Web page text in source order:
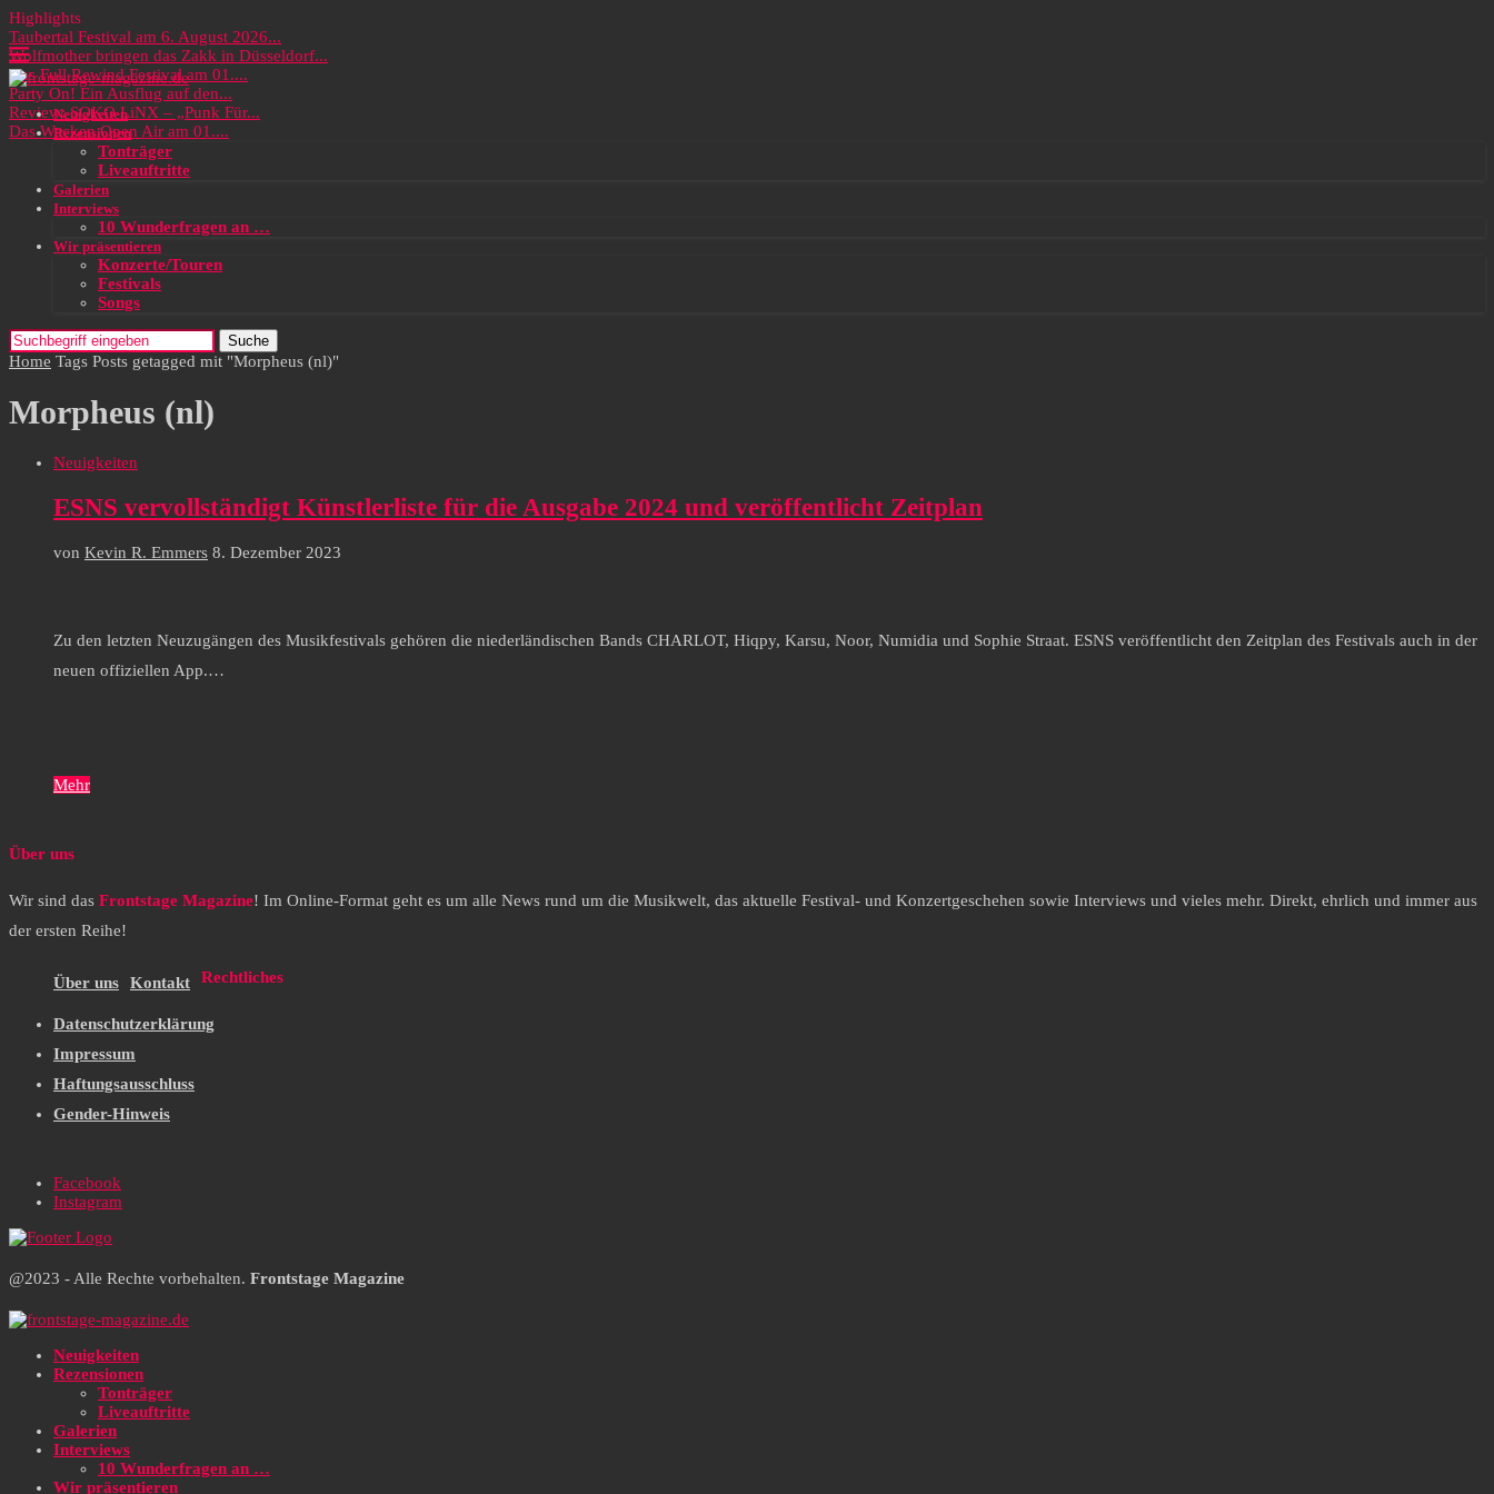
Highlights
Taubertal Festival am 6. August 2026...
Wolfmother bringen das Zakk in Düsseldorf...
Das Full Rewind Festival am 01....
Party On! Ein Ausflug auf den...
Review: SOKO LiNX – „Punk Für...
Das Wacken Open Air am 01....
Neuigkeiten
Rezensionen
Tonträger
Liveauftritte
Galerien
Interviews
10 Wunderfragen an …
Wir präsentieren
Konzerte/Touren
Festivals
Songs
Suche
Home Tags Posts getagged mit "Morpheus (nl)"
Morpheus (nl)
Neuigkeiten
ESNS vervollständigt Künstlerliste für die Ausgabe 2024 und veröffentlicht Zeitplan
von Kevin R. Emmers 8. Dezember 2023
Zu den letzten Neuzugängen des Musikfestivals gehören die niederländischen Bands CHARLOT, Hiqpy, Karsu, Noor, Numidia und Sophie Straat. ESNS veröffentlicht den Zeitplan des Festivals auch in der
neuen offiziellen App.…
Mehr
Über uns
Wir sind das Frontstage Magazine! Im Online-Format geht es um alle News rund um die Musikwelt, das aktuelle Festival- und Konzertgeschehen sowie Interviews und vieles mehr. Direkt, ehrlich und immer aus
der ersten Reihe!
Über uns Kontakt Rechtliches
Datenschutzerklärung
Impressum
Haftungsausschluss
Gender-Hinweis
Facebook
Instagram
@2023 - Alle Rechte vorbehalten. Frontstage Magazine
Neuigkeiten
Rezensionen
Tonträger
Liveauftritte
Galerien
Interviews
10 Wunderfragen an …
Wir präsentieren